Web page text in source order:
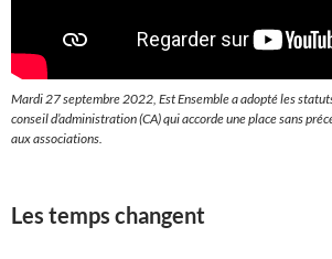
Mardi 27 septembre 2022, Est Ensemble a adopté les
conseil d’administration (CA) qui accorde une place sans
aux associations.
Les temps changent